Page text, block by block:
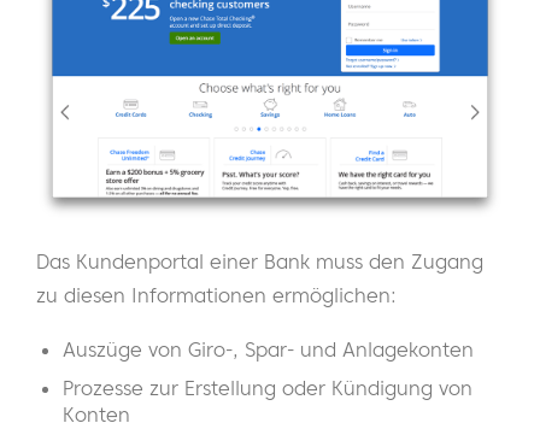
Das Kundenportal einer Bank muss den Zugang
zu diesen Informationen ermöglichen:
Auszüge von Giro-, Spar- und Anlagekonten
Prozesse zur Erstellung oder Kündigung von
Konten